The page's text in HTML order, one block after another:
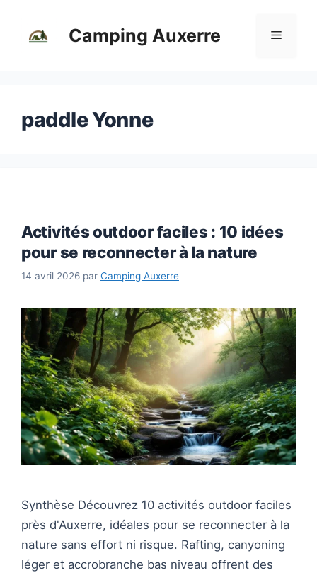
Camping Auxerre Menu
paddle Yonne
Activités outdoor faciles : 10 idées
pour se reconnecter à la nature
14 avril 2026 par Camping Auxerre
Synthèse Découvrez 10 activités outdoor faciles
près d'Auxerre, idéales pour se reconnecter à la
nature sans effort ni risque. Rafting, canyoning
léger et accrobranche bas niveau offrent des